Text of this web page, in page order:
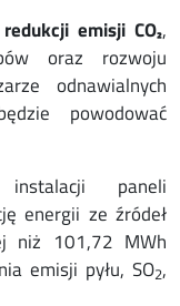
redukcji emisji CO₂,
oraz rozwoju
odnawialnych
powodować
paneli
energii ze źródeł
niż 101,72 MWh
emisji pyłu, SO2,